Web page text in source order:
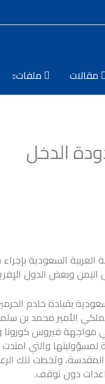
مقالات ملفات
الدخل
العربية السعودية
بقيادة خادم
الأمير محمد بن
مواجهة فيروس
والتي
وتخطت تلك
دون توقف.